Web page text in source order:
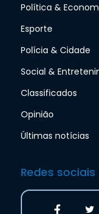
Política &
Esporte
Polícia & Cidade
Social &
Classificados
Opinião
Últimas notícias
Redes sociais